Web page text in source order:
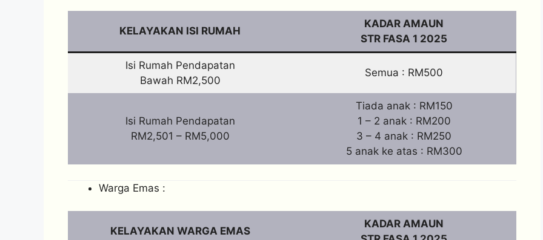
KELAYAKAN ISI RUMAH
KADAR AMAUN
STR FASA 1 2025
Isi Rumah Pendapatan
Bawah RM2,500
Semua : RM500
Isi Rumah Pendapatan
RM2,501 – RM5,000
Tiada anak : RM150
1 – 2 anak : RM200
3 – 4 anak : RM250
5 anak ke atas : RM300
Warga Emas :
KELAYAKAN WARGA EMAS
KADAR AMAUN